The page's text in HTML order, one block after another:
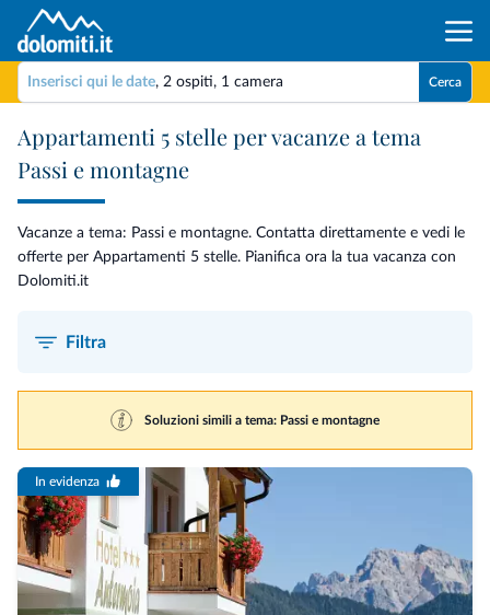
Inserisci qui le date, 2 ospiti, 1 camera Cerca
Appartamenti 5 stelle per vacanze a tema
Passi e montagne
Vacanze a tema: Passi e montagne. Contatta direttamente e vedi le
offerte per Appartamenti 5 stelle. Pianifica ora la tua vacanza con
Dolomiti.it
Filtra
Soluzioni simili a tema: Passi e montagne
In evidenza